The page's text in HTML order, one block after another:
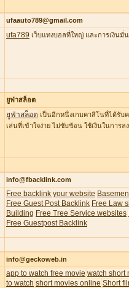
ufaauto789@gmail.com
ufa789 เว็บแทงบอลที่ใหญ่ และการเงิน
ยูฟ่าสล็อต
ยูฟ่าสล็อต เป็นอีกหนึ่งเกมคาสิโนที่ได้รับ
เล่นที่เข้าใจง่าย ไม่ซับซ้อน ใช้เงินในกา
info@fbacklink.com
Free backlink your website
Free Guest Post Backlink Free Law
Building Free Tree Service websites
Free Guestpost Backlink
info@geckoweb.in
app to watch free movie watch short
to watch short movies online Short